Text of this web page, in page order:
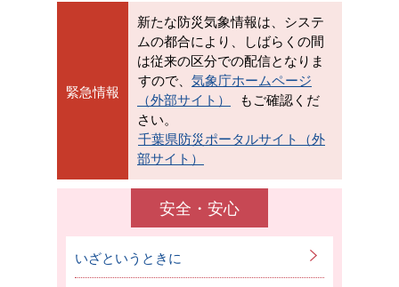
緊急情報
新たな防災気象情報は、システ
ムの都合により、しばらくの間
は従来の区分での配信となりま
すので、 気象庁ホームページ
（外部サイト）
もご確認くだ
さい。
千葉県防災ポータルサイト（外
部サイト）
安全・安心
いざというときに